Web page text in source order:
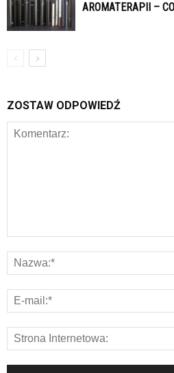
AROMATERAPII –
ZOSTAW ODPOWIEDŹ